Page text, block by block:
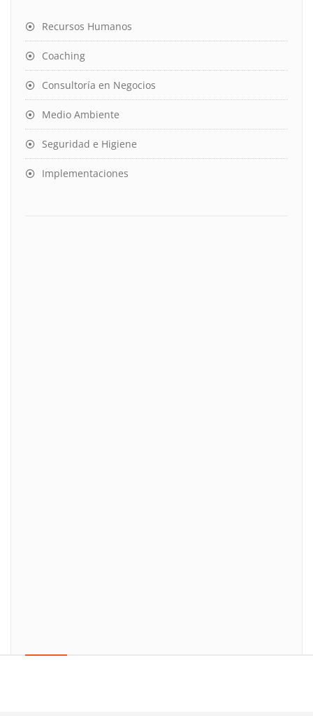
Recursos Humanos
Coaching
Consultoría en Negocios
Medio Ambiente
Seguridad e Higiene
Implementaciones